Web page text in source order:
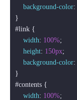
background-color:
#link {
width: 100%;
height: 150px;
background-color:
#contents {
width: 100%;